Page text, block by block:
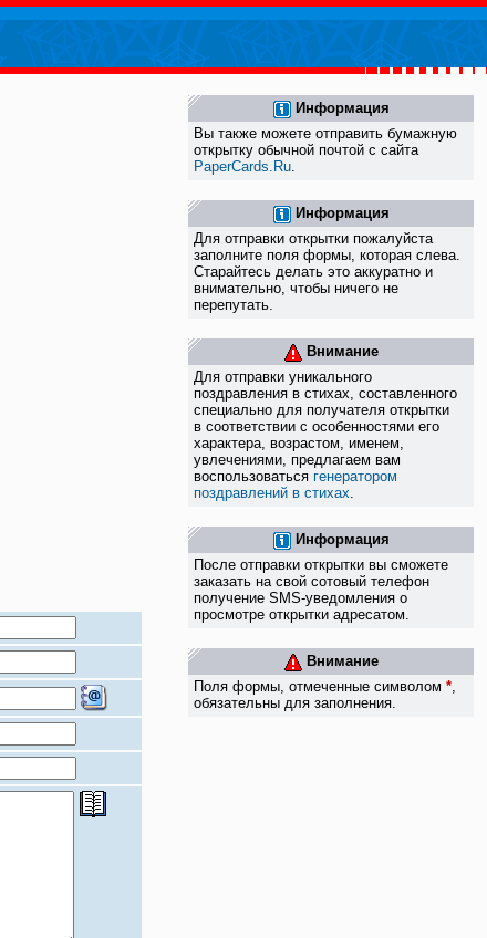
Информация
Вы также можете отправить бумажную
открытку обычной почтой с сайта
PaperCards.Ru.
Информация
Для отправки открытки пожалуйста
заполните поля формы, которая слева.
Старайтесь делать это аккуратно и
внимательно, чтобы ничего не
перепутать.
Внимание
Для отправки уникального
поздравления в стихах, составленного
специально для получателя открытки
в соответствии с особенностями его
характера, возрастом, именем,
увлечениями, предлагаем вам
воспользоваться генератором
поздравлений в стихах.
Информация
После отправки открытки вы сможете
заказать на свой сотовый телефон
получение SMS-уведомления о
просмотре открытки адресатом.
Внимание
Поля формы, отмеченные символом*,
обязательны для заполнения.